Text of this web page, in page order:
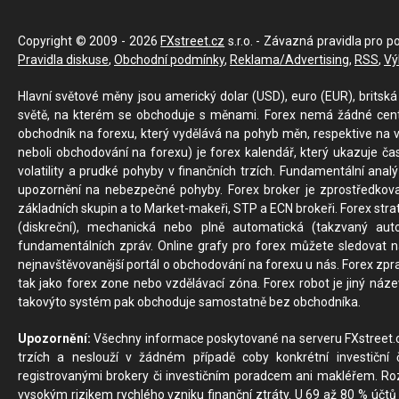
Copyright © 2009 - 2026 FXstreet.cz s.r.o. - Závazná pravidla pro
Pravidla diskuse, Obchodní podmínky, Reklama/Advertising, RSS,
Hlavní světové měny jsou americký dolar (USD), euro (EUR),
světě, na kterém se obchoduje s měnami. Forex nemá žádné
obchodník na forexu, který vydělává na pohyb měn, respektive
neboli obchodování na forexu) je forex kalendář, který ukazuje
volatility a prudké pohyby v finančních trzích. Fundamentální
upozornění na nebezpečné pohyby. Forex broker je
základních skupin a to Market-makeři, STP a ECN brokeři. Forex
(diskreční), mechanická nebo plně automatická (takzvaný
fundamentálních zpráv. Online grafy pro forex můžete sledovat
nejnavštěvovanější portál o obchodování na forexu u nás. Forex
tak jako forex zone nebo vzdělávací zóna. Forex robot je jiný
takovýto systém pak obchoduje samostatně bez obchodníka.
Upozornění: Všechny informace poskytované na serveru
trzích a neslouží v žádném případě coby konkrétní investiční
registrovanými brokery či investičním poradcem ani makléřem.
vysokým rizikem rychlého vzniku finanční ztráty. U 69 až 80 %